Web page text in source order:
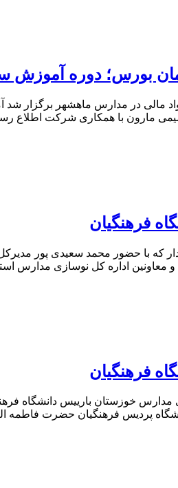
بورس؛ دوره آموزش
مالی در مدارس ماهشهر برگزار
مارون با همکاری شرکت
فرهنگیان
که با حضور محمد سعیدی پور
اداره کل نوسازی مدارس
فرهنگیان
خوزستان بارییس دانشگاه
پردیس فرهنگیان حضرت فاطمه